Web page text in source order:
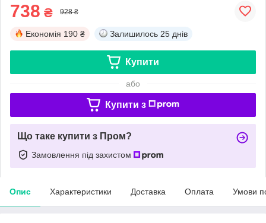
738 ₴ 928 ₴
Економія 190 ₴ Залишилось 25 днів
Купити
або
Купити з
Що таке купити з Пром?
Замовлення під захистом
Опис Характеристики Доставка Оплата Умови